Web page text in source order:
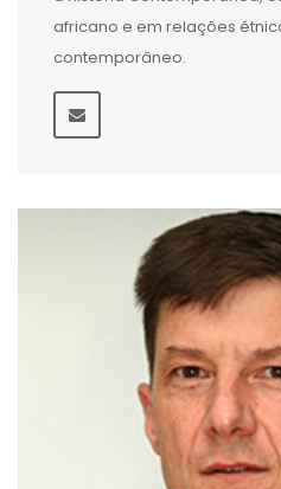
africano e em relações
contemporâneo.